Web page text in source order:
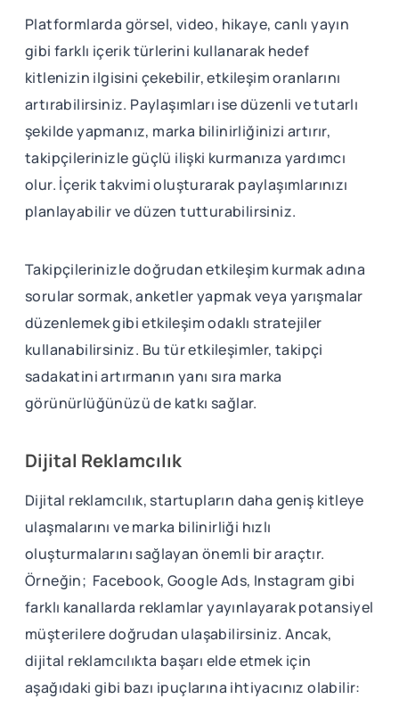
Platformlarda görsel, video, hikaye, canlı yayın
gibi farklı içerik türlerini kullanarak hedef
kitlenizin ilgisini çekebilir, etkileşim oranlarını
artırabilirsiniz. Paylaşımları ise düzenli ve tutarlı
şekilde yapmanız, marka bilinirliğinizi artırır,
takipçilerinizle güçlü ilişki kurmanıza yardımcı
olur. İçerik takvimi oluşturarak paylaşımlarınızı
planlayabilir ve düzen tutturabilirsiniz.
Takipçilerinizle doğrudan etkileşim kurmak adına
sorular sormak, anketler yapmak veya yarışmalar
düzenlemek gibi etkileşim odaklı stratejiler
kullanabilirsiniz. Bu tür etkileşimler, takipçi
sadakatini artırmanın yanı sıra marka
görünürlüğünüzü de katkı sağlar.
Dijital Reklamcılık
Dijital reklamcılık, startupların daha geniş kitleye
ulaşmalarını ve marka bilinirliği hızlı
oluşturmalarını sağlayan önemli bir araçtır.
Örneğin; Facebook, Google Ads, Instagram gibi
farklı kanallarda reklamlar yayınlayarak potansiyel
müşterilere doğrudan ulaşabilirsiniz. Ancak,
dijital reklamcılıkta başarı elde etmek için
aşağıdaki gibi bazı ipuçlarına ihtiyacınız olabilir: